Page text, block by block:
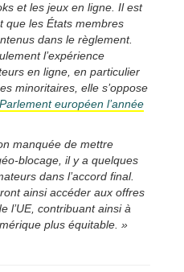
et les jeux en ligne. Il est
que les États membres
dans le règlement.
l’expérience
en ligne, en particulier
minoritaires, elle s’oppose
européen l’année
manquée de mettre
blocage, il y a quelques
dans l’accord final.
ainsi accéder aux offres
l’UE, contribuant ainsi à
plus équitable. »